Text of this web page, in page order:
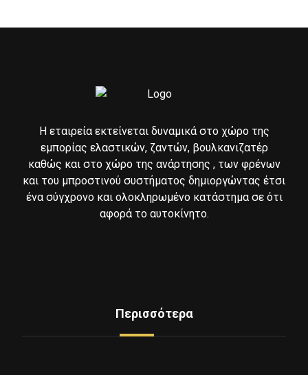
Η εταιρεία εκτείνεται δυναμικά στο χώρο της
εμπορίας ελαστικών, ζαντών, βουλκανιζατέρ
καθώς και στο χώρο της ανάρτησης , των φρένων
και του μπροστινού συστήματος δημιοργώντας έτσι
ένα σύγχρονο και ολοκληρωμένο κατάστημα σε ότι
αφορά το αυτοκίνητο.
Περισσότερα